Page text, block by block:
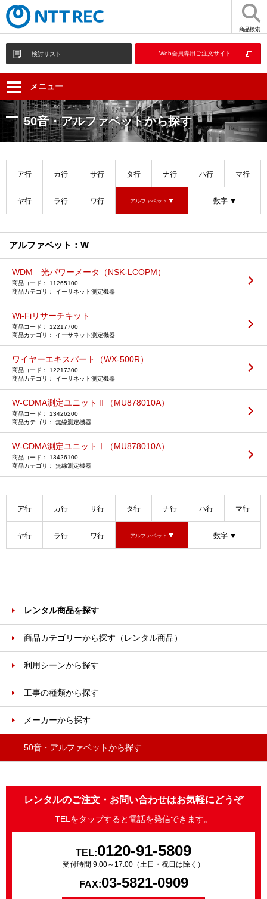
商品検索
検討リスト Web会員専用ご注文サイト
メニュー
50音・アルファベットから探す
ア行 カ行 サ行 タ行 ナ行 ハ行 マ行
ヤ行 ラ行 ワ行 アルファベット 数字
アルファベット：W
WDM 光パワーメータ（NSK-LCOPM）
11265100
イーサネット測定機器
Wi-Fiリサーチキット
12217700
イーサネット測定機器
ワイヤーエキスパート（WX-500R）
12217300
イーサネット測定機器
W-CDMA測定ユニットⅡ（MU878010A）
13426200
無線測定機器
W-CDMA測定ユニットⅠ（MU878010A）
13426100
無線測定機器
ア行 カ行 サ行 タ行 ナ行 ハ行 マ行
ヤ行 ラ行 ワ行 アルファベット 数字
レンタル商品を探す
商品カテゴリーから探す（レンタル商品）
利用シーンから探す
工事の種類から探す
メーカーから探す
50音・アルファベットから探す
レンタルのご注文・お問い合わせはお気軽にどうぞ
TELをタップすると電話を発信できます。
TEL:0120-91-5809
受付時間 9:00～17:00（土日・祝日は除く）
FAX:03-5821-0909